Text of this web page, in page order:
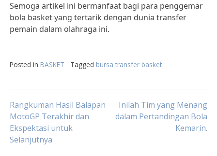
Semoga artikel ini bermanfaat bagi para penggemar
bola basket yang tertarik dengan dunia transfer
pemain dalam olahraga ini.
Posted in BASKET Tagged bursa transfer basket
Post
navigation
Rangkuman Hasil Balapan
MotoGP Terakhir dan
Ekspektasi untuk
Selanjutnya
Inilah Tim yang Menang
dalam Pertandingan Bola
Kemarin.